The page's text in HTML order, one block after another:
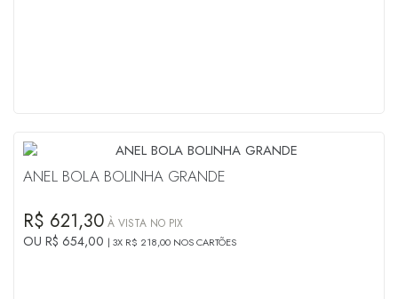
ANEL BOLA BOLINHA GRANDE
R$ 621,30 À VISTA NO PIX
OU R$ 654,00 3X R$ 218,00 NOS CARTÕES